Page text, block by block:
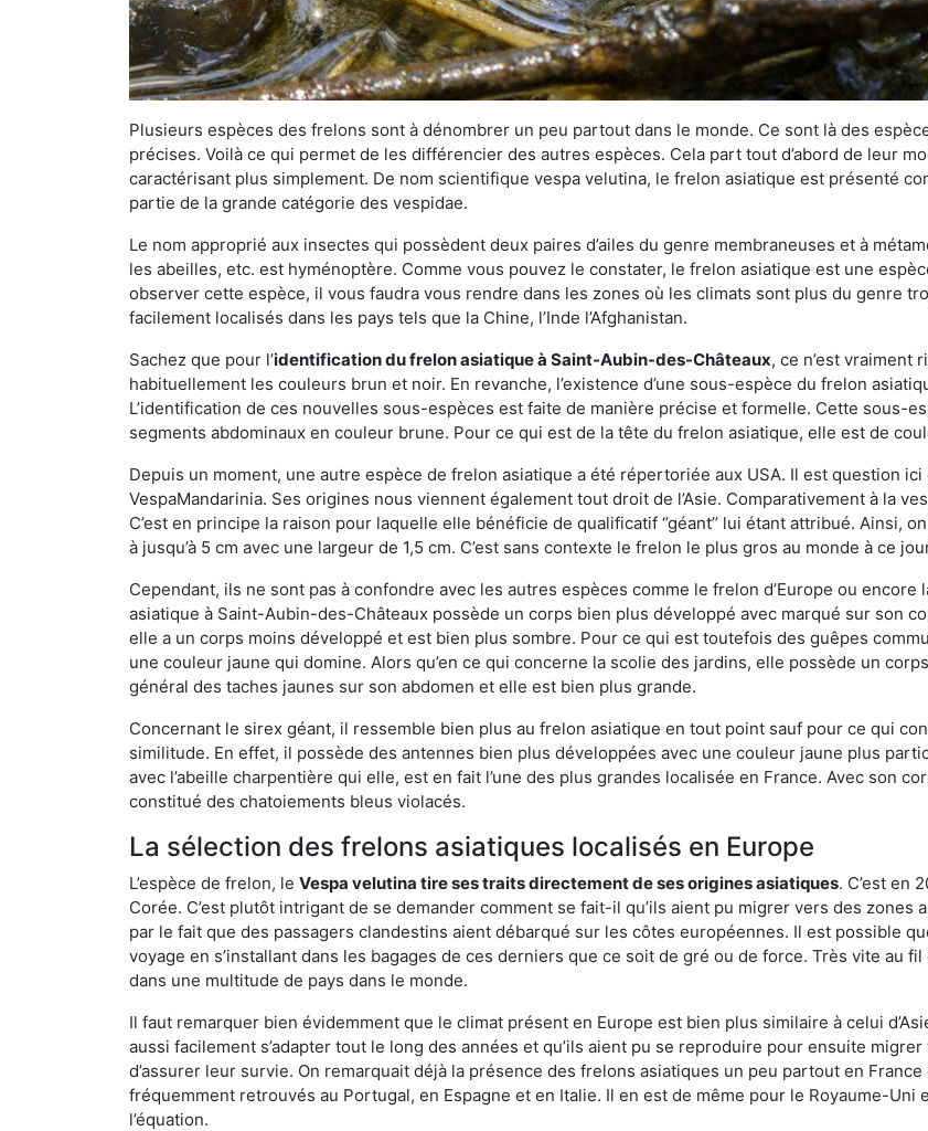
Plusieurs espèces des frelons sont à dénombrer un peu partout dans le monde. Ce sont là des
précises. Voilà ce qui permet de les différencier des autres espèces. Cela part tout d’abord de leur
caractérisant plus simplement. De nom scientifique vespa velutina, le frelon asiatique est présenté
partie de la grande catégorie des vespidae.
Le nom approprié aux insectes qui possèdent deux paires d’ailes du genre membraneuses et à
les abeilles, etc. est hyménoptère. Comme vous pouvez le constater, le frelon asiatique est une
observer cette espèce, il vous faudra vous rendre dans les zones où les climats sont plus du genre
facilement localisés dans les pays tels que la Chine, l’Inde l’Afghanistan.
Sachez que pour l’identification du frelon asiatiqueà Saint-Aubin-des-Châteaux, ce n’est vraiment
habituellement les couleurs brun et noir. En revanche, l’existence d’une sous-espèce du frelon
L’identification de ces nouvelles sous-espèces est faite de manière précise et formelle. Cette sous-
segments abdominaux en couleur brune. Pour ce qui est de la tête du frelon asiatique, elle est de
Depuis un moment, une autre espèce de frelon asiatique a été répertoriée aux USA. Il est question
VespaMandarinia. Ses origines nous viennent également tout droit de l’Asie. Comparativement à la
C’est en principe la raison pour laquelle elle bénéficie de qualificatif ‘’géant’’ lui étant attribué. Ainsi,
à jusqu’à 5 cm avec une largeur de 1,5 cm. C’est sans contexte le frelon le plus gros au monde à ce
Cependant, ils ne sont pas à confondre avec les autres espèces comme le frelon d’Europe ou
asiatique à Saint-Aubin-des-Châteaux possède un corps bien plus développé avec marqué sur son
elle a un corps moins développé et est bien plus sombre. Pour ce qui est toutefois des guêpes
une couleur jaune qui domine. Alors qu’en ce qui concerne la scolie des jardins, elle possède un
général des taches jaunes sur son abdomen et elle est bien plus grande.
Concernant le sirex géant, il ressemble bien plus au frelon asiatique en tout point sauf pour ce qui
similitude. En effet, il possède des antennes bien plus développées avec une couleur jaune plus
avec l’abeille charpentière qui elle, est en fait l’une des plus grandes localisée en France. Avec son
constitué des chatoiements bleus violacés.
La sélection des frelons asiatiques localisés en Europe
L’espèce de frelon, le Vespa velutina tire ses traits directement de ses origines asiatiques. C’est en
Corée. C’est plutôt intrigant de se demander comment se fait-il qu’ils aient pu migrer vers des zones
par le fait que des passagers clandestins aient débarqué sur les côtes européennes. Il est possible
voyage en s’installant dans les bagages de ces derniers que ce soit de gré ou de force. Très vite au
dans une multitude de pays dans le monde.
Il faut remarquer bien évidemment que le climat présent en Europe est bien plus similaire à celui
aussi facilement s’adapter tout le long des années et qu’ils aient pu se reproduire pour ensuite
d’assurer leur survie. On remarquait déjà la présence des frelons asiatiques un peu partout en
fréquemment retrouvés au Portugal, en Espagne et en Italie. Il en est de même pour le Royaume-Uni
l’équation.